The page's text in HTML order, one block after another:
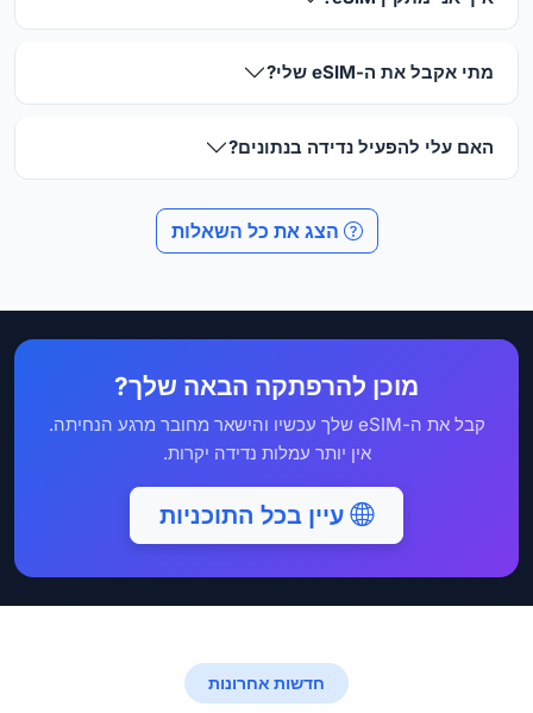
מתי אקבל את ה-eSIM שלי?
האם עלי להפעיל נדידה בנתונים?
הצג את כל השאלות
מוכן להרפתקה הבאה שלך?
קבל את ה-eSIM שלך עכשיו והישאר מחובר מרגע הנחיתה.
אין יותר עמלות נדידה יקרות.
עיין בכל התוכניות
חדשות אחרונות